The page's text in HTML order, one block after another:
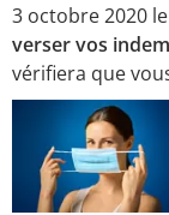
3 octobre 2020
verser vos
vérifiera que